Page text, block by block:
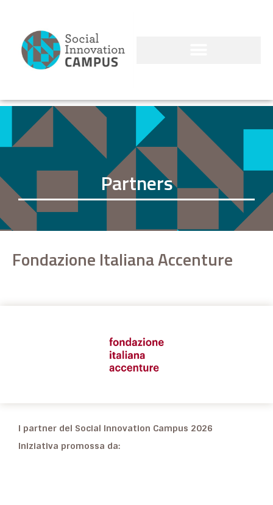
Partners
Fondazione Italiana Accenture
I partner del Social Innovation Campus 2026
Iniziativa promossa da: